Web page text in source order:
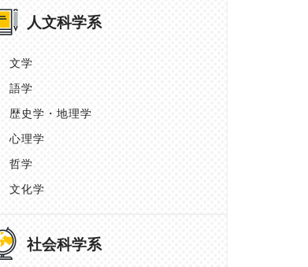
人文科学系
文学
語学
歴史学・地理学
心理学
哲学
文化学
社会科学系